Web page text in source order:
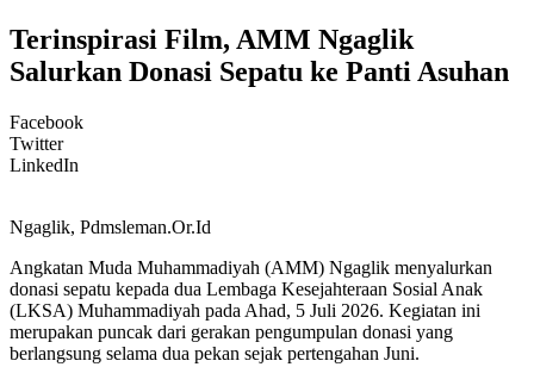
Terinspirasi Film, AMM Ngaglik
Salurkan Donasi Sepatu ke Panti Asuhan
Facebook
Twitter
LinkedIn
Ngaglik, Pdmsleman.Or.Id
Angkatan Muda Muhammadiyah (AMM) Ngaglik menyalurkan
donasi sepatu kepada dua Lembaga Kesejahteraan Sosial Anak
(LKSA) Muhammadiyah pada Ahad, 5 Juli 2026. Kegiatan ini
merupakan puncak dari gerakan pengumpulan donasi yang
berlangsung selama dua pekan sejak pertengahan Juni.